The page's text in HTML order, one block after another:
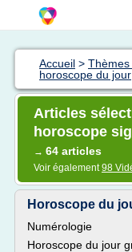
Accueil >
horoscope du jour
Articles
horoscope
→ 64 articles
Voir également98
Horoscope du
Numérologie
Horoscope du jour